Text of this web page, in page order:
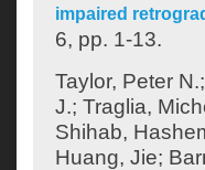
impaired
6, pp. 1-13.
Taylor, Peter N.;
J.; Traglia,
Shihab,
Huang, Jie;